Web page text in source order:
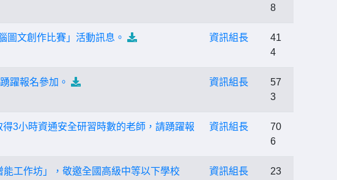
8
圖文創作比賽」活動訊息。 資訊組長
41
4
躍報名參加。 資訊組長
57
3
3小時資通安全研習時數的老師，請踴躍報
資訊組長
70
6
工作坊」，敬邀全國高級中等以下學校
資訊組長
23